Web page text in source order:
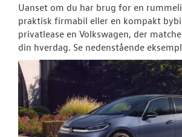
Uanset om du har brug for en
praktisk firmabil eller en kompakt
privatlease en Volkswagen, der
din hverdag. Se nedenstående